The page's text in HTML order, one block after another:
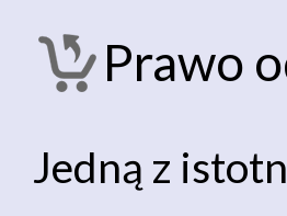
Prawo
Jedną z